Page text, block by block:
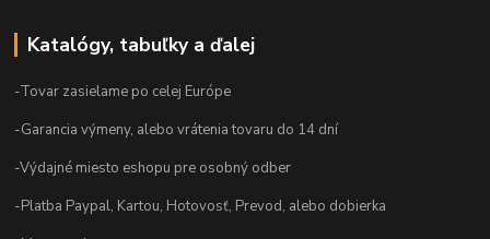
Katalógy, tabuľky a ďalej
-Tovar zasielame po celej Európe
-Garancia výmeny, alebo vrátenia tovaru do 14 dní
-Výdajné miesto eshopu pre osobný odber
-Platba Paypal, Kartou, Hotovosť, Prevod, alebo dobierka